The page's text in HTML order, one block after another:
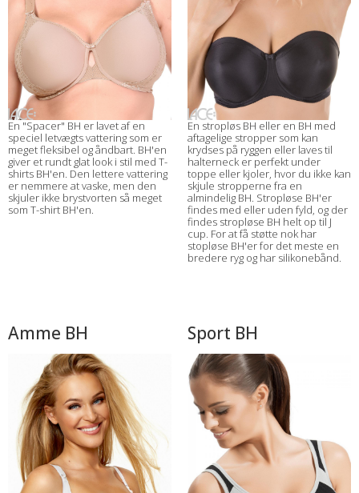
En "Spacer" BH er lavet af en
speciel letvægts vattering som er
meget fleksibel og åndbart. BH'en
giver et rundt glat look i stil med T-
shirts BH'en. Den lettere vattering
er nemmere at vaske, men den
skjuler ikke brystvorten så meget
som T-shirt BH'en.
En stropløs BH eller en BH med
aftagelige stropper som kan
krydses på ryggen eller laves til
halterneck er perfekt under
toppe eller kjoler, hvor du ikke kan
skjule stropperne fra en
almindelig BH. Stropløse BH'er
findes med eller uden fyld, og der
findes stropløse BH helt op til J
cup. For at få støtte nok har
stopløse BH'er for det meste en
bredere ryg og har silikonebånd.
Amme BH Sport BH